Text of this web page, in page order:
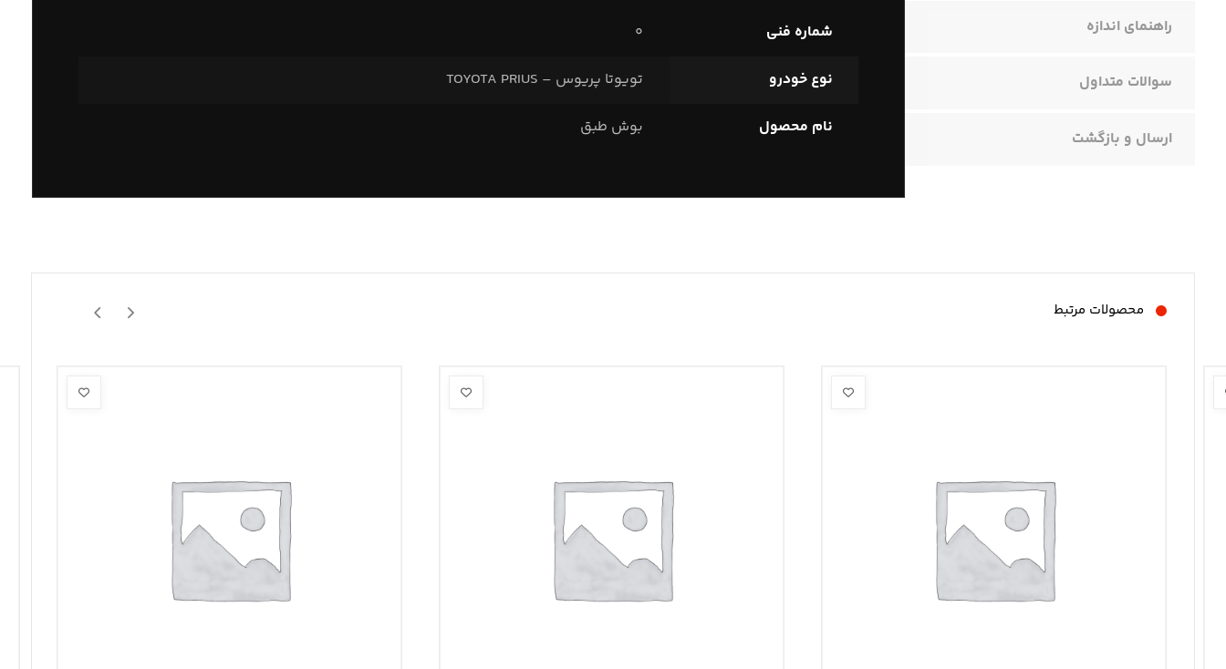
راهنمای اندازه
سوالات متداول
ارسال و بازگشت
شماره فنی ۰
نوع خودرو تویوتا پریوس – TOYOTA PRIUS
نام محصول بوش طبق
محصولات مرتبط